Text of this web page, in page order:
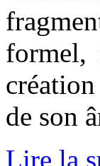
formel,
de son
Lire la